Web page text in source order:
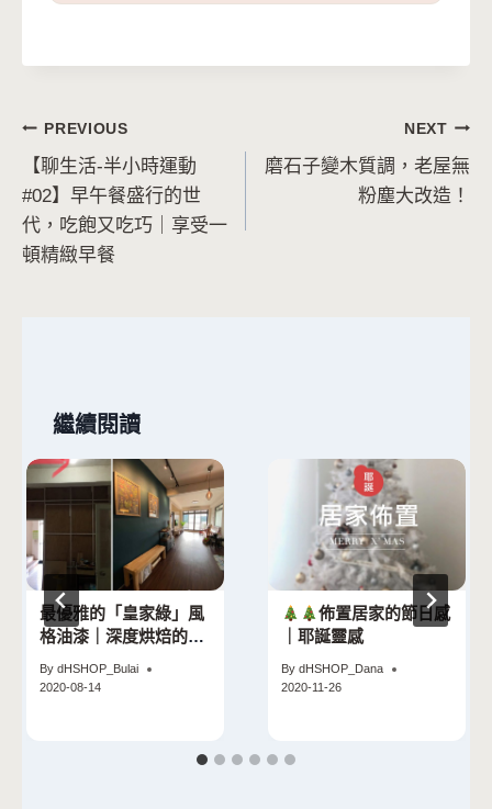
文
章
導
覽
PREVIOUS
【聊生活-半小時運動
#02】早午餐盛行的世
代，吃飽又吃巧｜享受一
頓精緻早餐
NEXT
磨石子變木質調，老屋無
粉塵大改造！
繼續閱讀
最優雅的「皇家綠」風
格油漆｜深度烘焙的老
By dHSHOP_Bulai
2020-08-14
佈置居家的節日感
｜耶誕靈感
By dHSHOP_Dana
2020-11-26